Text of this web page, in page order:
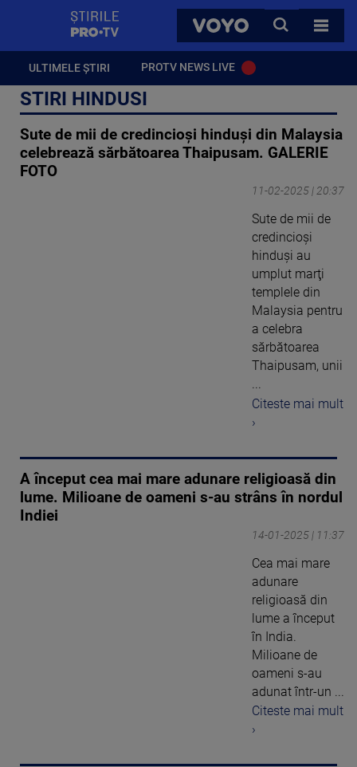
VOYO
CAUTA
TOATE
ULTIMELE ȘTIRI PROTV NEWS LIVE
STIRI HINDUSI
Sute de mii de credincioşi hinduşi din Malaysia
celebrează sărbătoarea Thaipusam. GALERIE
FOTO
11-02-2025 | 20:37
Sute de mii de
credincioşi
hinduşi au
umplut marţi
templele din
Malaysia pentru
a celebra
sărbătoarea
Thaipusam, unii
...
Citeste mai mult
›
A început cea mai mare adunare religioasă din
lume. Milioane de oameni s-au strâns în nordul
Indiei
14-01-2025 | 11:37
Cea mai mare
adunare
religioasă din
lume a început
în India.
Milioane de
oameni s-au
adunat într-un ...
Citeste mai mult
›